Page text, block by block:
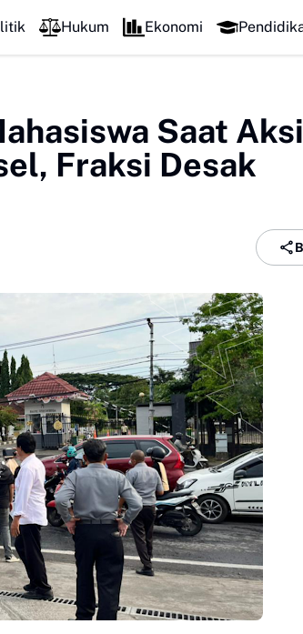
Hukum Ekonomi
Saat
Fraksi Desak